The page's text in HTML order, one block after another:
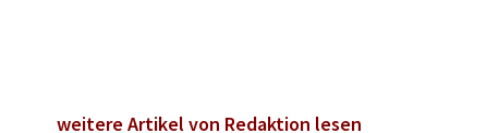
weitere Artikel von Redaktion lesen